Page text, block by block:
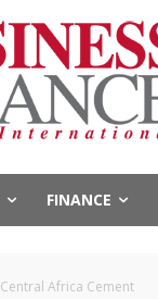
FINANCE
Central Africa Cement